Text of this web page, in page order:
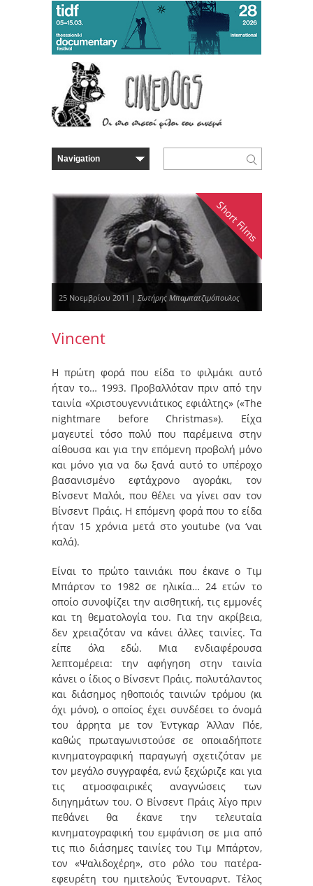
Short Films
25 Νοεμβρίου 2011 | Σωτήρης Μπαμπατζιμόπουλος
Vincent
Η πρώτη φορά που είδα το φιλμάκι αυτό
ήταν το… 1993. Προβαλλόταν πριν από την
ταινία «Χριστουγεννιάτικος εφιάλτης» («The
nightmare before Christmas»). Είχα
μαγευτεί τόσο πολύ που παρέμεινα στην
αίθουσα και για την επόμενη προβολή μόνο
και μόνο για να δω ξανά αυτό το υπέροχο
βασανισμένο εφτάχρονο αγοράκι, τον
Βίνσεντ Μαλόι, που θέλει να γίνει σαν τον
Βίνσεντ Πράις. Η επόμενη φορά που το είδα
ήταν 15 χρόνια μετά στο youtube (να ‘ναι
καλά).
Είναι το πρώτο ταινιάκι που έκανε ο Τιμ
Μπάρτον το 1982 σε ηλικία… 24 ετών το
οποίο συνοψίζει την αισθητική, τις εμμονές
και τη θεματολογία του. Για την ακρίβεια,
δεν χρειαζόταν να κάνει άλλες ταινίες. Τα
είπε όλα εδώ. Μια ενδιαφέρουσα
λεπτομέρεια: την αφήγηση στην ταινία
κάνει ο ίδιος ο Βίνσεντ Πράις, πολυτάλαντος
και διάσημος ηθοποιός ταινιών τρόμου (κι
όχι μόνο), ο οποίος έχει συνδέσει το όνομά
του άρρητα με τον Έντγκαρ Άλλαν Πόε,
καθώς πρωταγωνιστούσε σε οποιαδήποτε
κινηματογραφική παραγωγή σχετιζόταν με
τον μεγάλο συγγραφέα, ενώ ξεχώριζε και για
τις ατμοσφαιρικές αναγνώσεις των
διηγημάτων του. Ο Βίνσεντ Πράις λίγο πριν
πεθάνει θα έκανε την τελευταία
κινηματογραφική του εμφάνιση σε μια από
τις πιο διάσημες ταινίες του Τιμ Μπάρτον,
τον «Ψαλιδοχέρη», στο ρόλο του πατέρα-
εφευρέτη του ημιτελούς Έντουαρντ. Τέλος